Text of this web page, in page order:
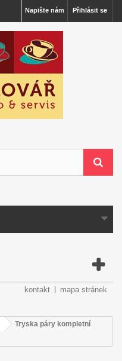
Přihlásit se
Napište nám
kontakt mapa stránek
Tryska páry kompletní